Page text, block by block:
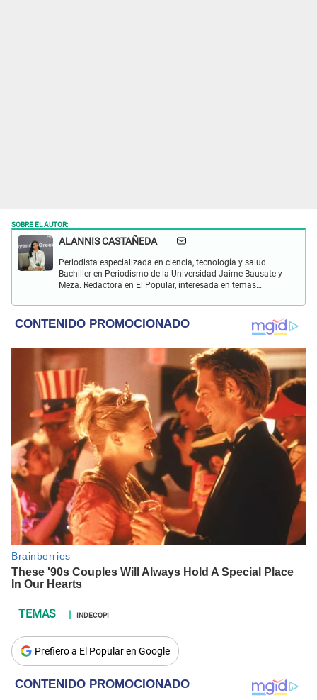
SOBRE EL AUTOR:
ALANNIS CASTAÑEDA
Periodista especializada en ciencia, tecnología y salud.
Bachiller en Periodismo de la Universidad Jaime Bausate y
Meza. Redactora en El Popular, interesada en temas
astronómicos, hallazgos y más.
INDECOPI
Prefiero a El Popular en Google